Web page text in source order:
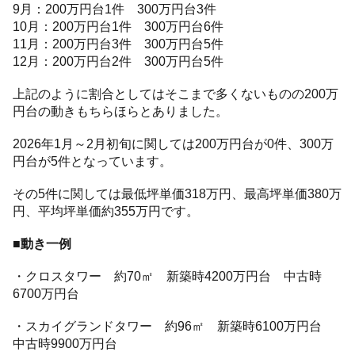
9月：200万円台1件 300万円台3件
10月：200万円台1件 300万円台6件
11月：200万円台3件 300万円台5件
12月：200万円台2件 300万円台5件
上記のように割合としてはそこまで多くないものの200万
円台の動きもちらほらとありました。
2026年1月～2月初旬に関しては200万円台が0件、300万
円台が5件となっています。
その5件に関しては最低坪単価318万円、最高坪単価380万
円、平均坪単価約355万円です。
■動き一例
・クロスタワー 約70㎡ 新築時4200万円台 中古時
6700万円台
・スカイグランドタワー 約96㎡ 新築時6100万円台
中古時9900万円台